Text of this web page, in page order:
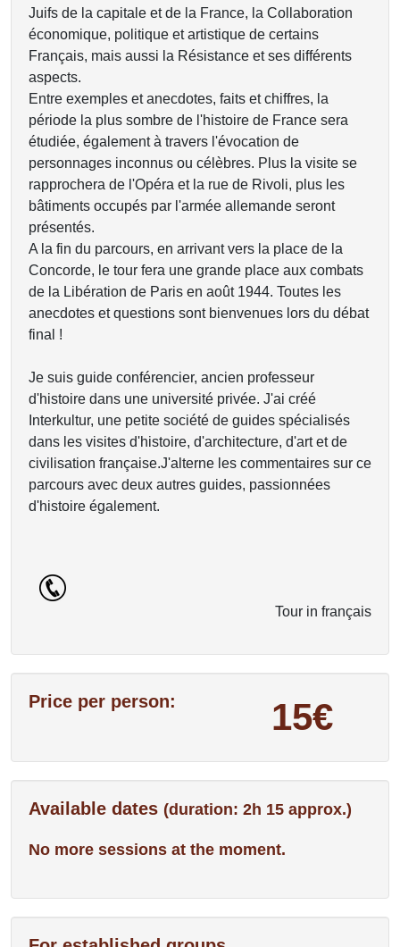
Juifs de la capitale et de la France, la Collaboration
économique, politique et artistique de certains
Français, mais aussi la Résistance et ses différents
aspects.
Entre exemples et anecdotes, faits et chiffres, la
période la plus sombre de l'histoire de France sera
étudiée, également à travers l'évocation de
personnages inconnus ou célèbres. Plus la visite se
rapprochera de l'Opéra et la rue de Rivoli, plus les
bâtiments occupés par l'armée allemande seront
présentés.
A la fin du parcours, en arrivant vers la place de la
Concorde, le tour fera une grande place aux combats
de la Libération de Paris en août 1944. Toutes les
anecdotes et questions sont bienvenues lors du débat
final !
Je suis guide conférencier, ancien professeur
d'histoire dans une université privée. J'ai créé
Interkultur, une petite société de guides spécialisés
dans les visites d'histoire, d'architecture, d'art et de
civilisation française.J'alterne les commentaires sur ce
parcours avec deux autres guides, passionnées
d'histoire également.
Tour in français
Price per person: 15€
Available dates (duration: 2h 15 approx.)
No more sessions at the moment.